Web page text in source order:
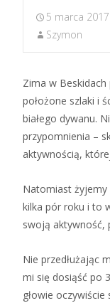
5 marca 2017
Szymon
Zima w
położone szlaki i
białego dywanu.
przypomnienia –
aktywnością,
Natomiast żyjemy
kilka pór roku i to
swoją aktywność,
Nie przedłużając
mi się dosiąść po
głowie